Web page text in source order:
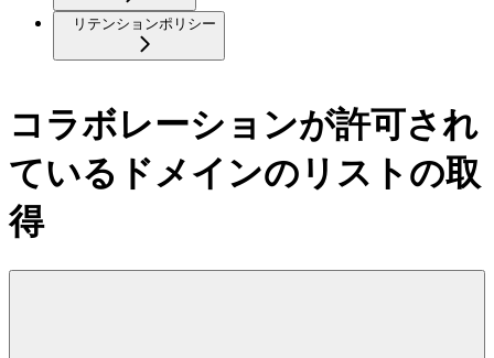
リテンションポリシー
コラボレーションが許可され
ているドメインのリストの取
得